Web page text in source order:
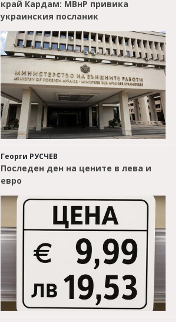
край Кардам: МВнР привика
украинския посланик
Георги РУСЧЕВ
Последен ден на цените в лева и
евро